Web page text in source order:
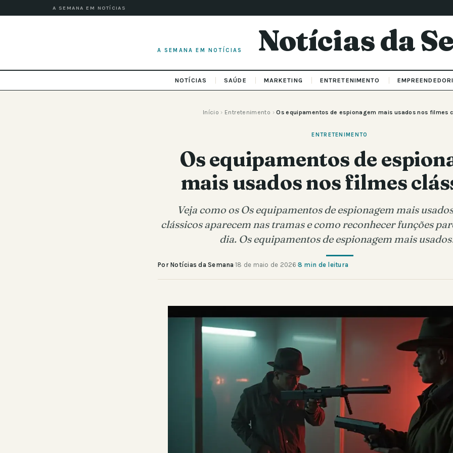
A SEMANA EM NOTÍCIAS
A SEMANA EM NOTÍCIAS Notícias da
NOTÍCIAS SAÚDE MARKETING ENTRETENIMENTO
Início › Entretenimento › Os equipamentos de espionagem mais usados nos filmes
ENTRETENIMENTO
Os equipamentos de
mais usados nos filmes
Veja como os Os equipamentos de espionagem mais
clássicos aparecem nas tramas e como reconhecer funções
dia. Os equipamentos de espionagem mais
Por Notícias da Semana ·18 de maio de 2026 ·8 min de leitura